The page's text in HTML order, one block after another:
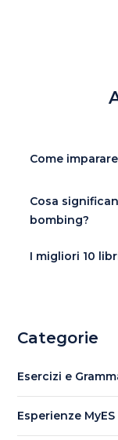
Come
Cosa
bombing?
I migliori 10
Categorie
Esercizi e
Esperienze MyES